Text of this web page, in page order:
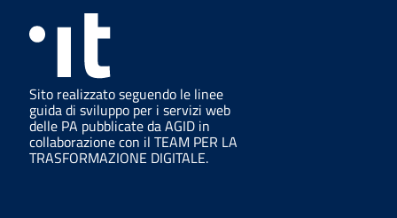
Sito realizzato seguendo le linee
guida di sviluppo per i servizi web
delle PA pubblicate da AGID in
collaborazione con il TEAM PER LA
TRASFORMAZIONE DIGITALE.